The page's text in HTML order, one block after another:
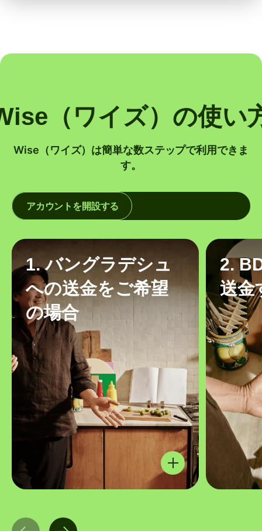
（ワイズ）の使い
Wise（ワイズ）は簡単な数ステップで利用できま
す。
アカウントを開設する
1. バングラデシュ
への送金をご希望
の場合
2.
送金